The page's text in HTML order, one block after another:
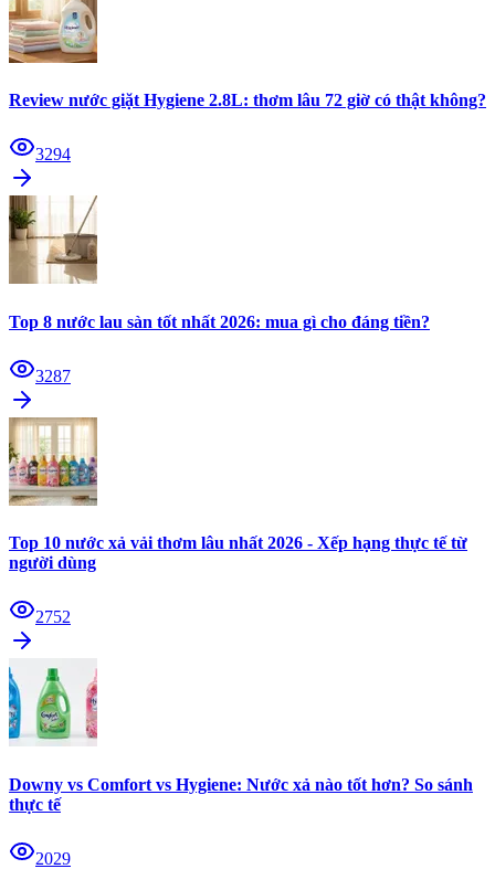
Review nước giặt Hygiene 2.8L: thơm lâu 72 giờ có thật không?
3294
Top 8 nước lau sàn tốt nhất 2026: mua gì cho đáng tiền?
3287
Top 10 nước xả vải thơm lâu nhất 2026 - Xếp hạng thực tế từ
người dùng
2752
Downy vs Comfort vs Hygiene: Nước xả nào tốt hơn? So sánh
thực tế
2029